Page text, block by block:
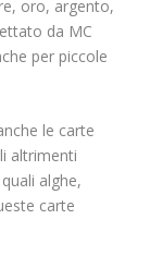
oro, argento,
da MC
per piccole
le carte
altrimenti
alghe,
carte